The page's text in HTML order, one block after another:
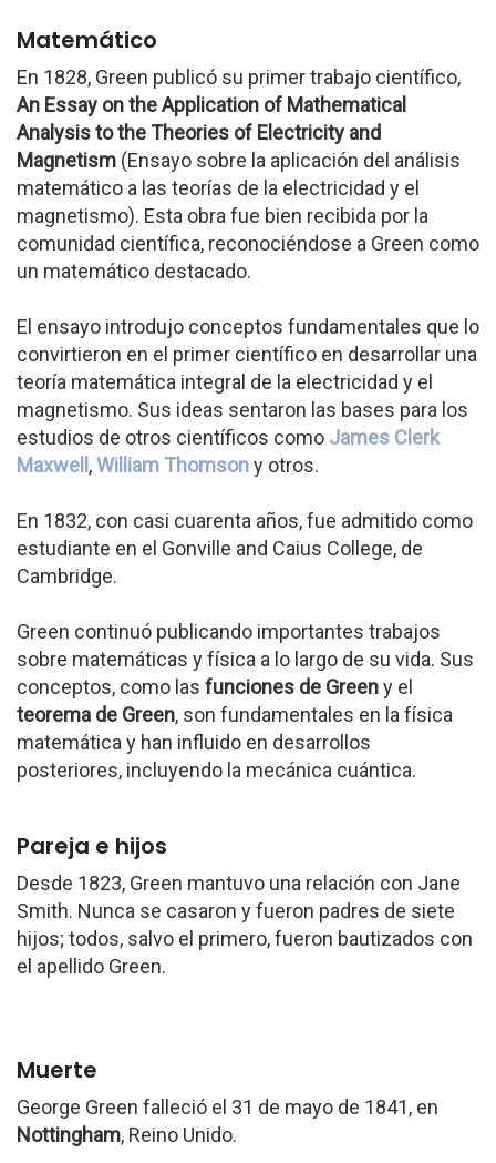
Matemático
En 1828, Green publicó su primer trabajo científico,
An Essay on the Application of Mathematical
Analysis to the Theories of Electricity and
Magnetism (Ensayo sobre la aplicación del análisis
matemático a las teorías de la electricidad y el
magnetismo). Esta obra fue bien recibida por la
comunidad científica, reconociéndose a Green como
un matemático destacado.
El ensayo introdujo conceptos fundamentales que lo
convirtieron en el primer científico en desarrollar una
teoría matemática integral de la electricidad y el
magnetismo. Sus ideas sentaron las bases para los
estudios de otros científicos como James Clerk
Maxwell ,William Thomsony otros.
En 1832, con casi cuarenta años, fue admitido como
estudiante en el Gonville and Caius College, de
Cambridge.
Green continuó publicando importantes trabajos
sobre matemáticas y física a lo largo de su vida. Sus
conceptos, como las funciones de Greeny el
teorema de Green, son fundamentales en la física
matemática y han influido en desarrollos
posteriores, incluyendo la mecánica cuántica.
Pareja e hijos
Desde 1823, Green mantuvo una relación con Jane
Smith. Nunca se casaron y fueron padres de siete
hijos; todos, salvo el primero, fueron bautizados con
el apellido Green.
Muerte
George Green falleció el 31 de mayo de 1841, en
Nottingham, Reino Unido.